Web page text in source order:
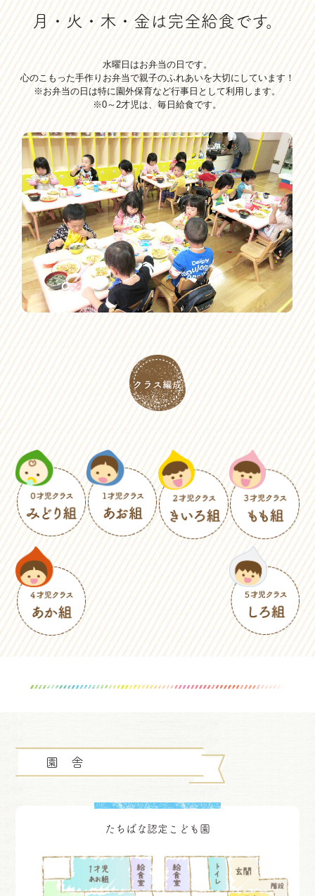
月・火・木・金は完全給食です。
水曜日はお弁当の日です。
心のこもった手作りお弁当で親子のふれあいを大切にしています！
※お弁当の日は特に園外保育など行事日として利用します。
※0～2才児は、毎日給食です。
園 舎
たちばな認定こども園